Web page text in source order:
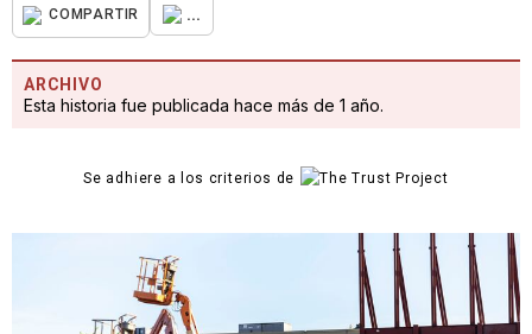
COMPARTIR ...
ARCHIVO
Esta historia fue publicada hace más de 1 año.
Se adhiere a los criterios de